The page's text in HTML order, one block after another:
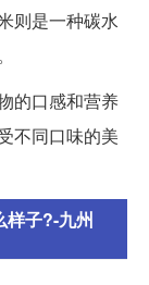
则是一种碳水
的口感和营养
不同口味的美
样子?-九州